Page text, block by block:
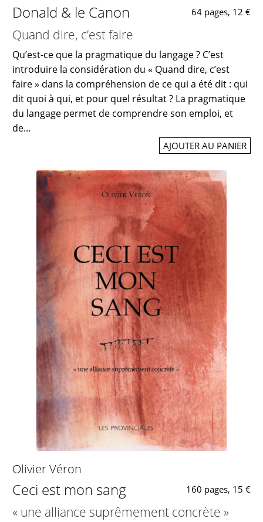
Donald & le Canon 64 pages, 12 €
Quand dire, c’est faire
Qu’est-ce que la pragmatique du langage ? C’est
introduire la considération du « Quand dire, c’est
faire » dans la compréhension de ce qui a été dit : qui
dit quoi à qui, et pour quel résultat ? La pragmatique
du langage permet de comprendre son emploi, et
de...
AJOUTER AU PANIER
Olivier Véron
Ceci est mon sang 160 pages, 15 €
« une alliance suprêmement concrète »